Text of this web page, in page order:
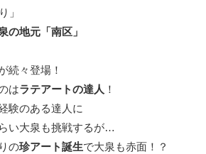
」
の地元「南区」
続々登場！
はラテアートの達人 ！
験のある達人に
い大泉も挑戦するが…
の珍アート誕生で大泉も赤面！？